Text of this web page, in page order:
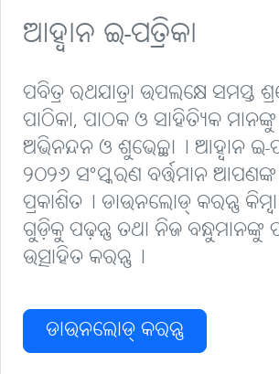
ଆହ୍ବାନ ଇ-ପତ୍ରିକା
ପବିତ୍ର ରଥଯାତ୍ରା ଉପଲକ୍ଷେ ସମସ୍ତ
ପାଠିକା, ପାଠକ ଓ ସାହିତ୍ୟିକ ମାନଙ୍କୁ
ଅଭିନନ୍ଦନ ଓ ଶୁଭେଚ୍ଛା୤ ଆହ୍ବାନ ଇ-
୨୦୨୬ ସଂସ୍କରଣ ବର୍ତ୍ତମାନ
ପ୍ରକାଶିତ୤ ଡାଉନଲୋଡ୍ କରନ୍ତୁ
ଗୁଡ଼ିକୁ ପଢ଼ନ୍ତୁ ତଥା ନିଜ ବନ୍ଧୁମାନଙ୍କୁ
ଉତ୍ସାହିତ କରନ୍ତୁ୤
ଡାଉନଲୋଡ୍ କରନ୍ତୁ